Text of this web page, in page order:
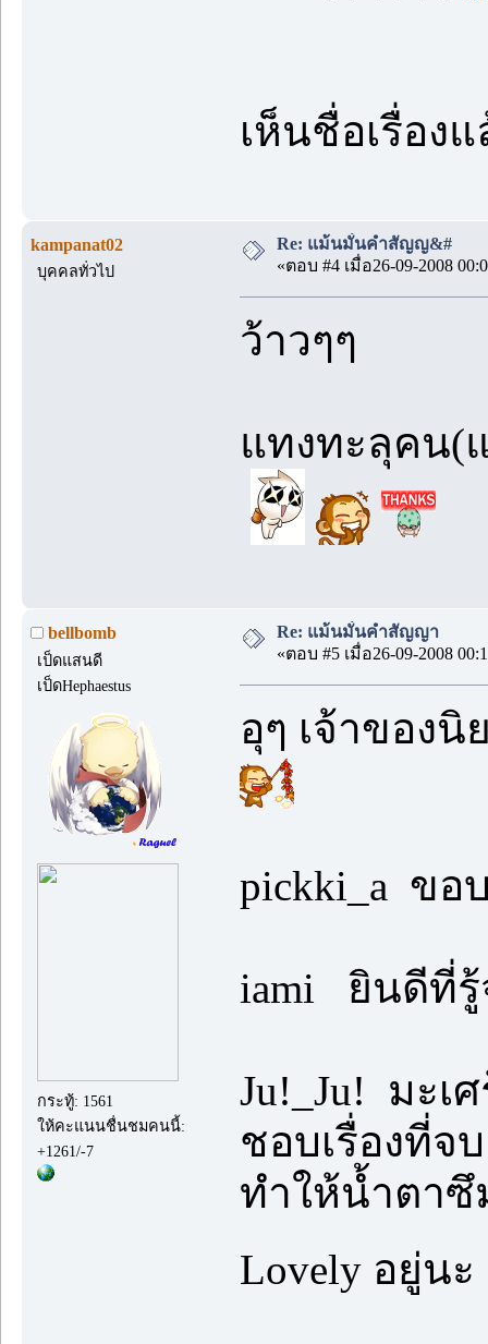
เห็นชื่อเรื่อง
kampanat02
บุคคลทั่วไป
Re: แม้นมั่นคำสัญญ&#
«ตอบ #4 เมื่อ26-09-2008
ว้าวๆๆ
แทงทะลุคน(
bellbomb
เป็ดแสนดี
เป็ดHephaestus
กระทู้: 1561
ให้คะแนนชื่นชมคนนี้:
+1261/-7
Re: แม้นมั่นคำสัญญา
«ตอบ #5 เมื่อ26-09-2008
อุๆ เจ้าของ
pickki_a ขอ
iami ยินดีที่
Ju!_Ju! มะเ
ชอบเรื่องที่จ
ทำให้น้ำตาซึ
Lovely อยู่น